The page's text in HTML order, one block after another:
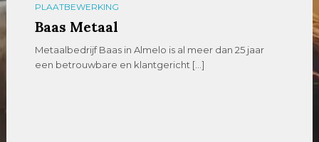
PLAATBEWERKING
Baas Metaal
Metaalbedrijf Baas in Almelo is al meer dan 25 jaar
een betrouwbare en klantgericht […]